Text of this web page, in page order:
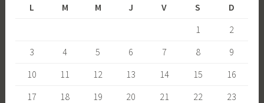
L
M M J V S
D
1
2
3
4 5 6 7 8
9
10
11 12 13 14 15
16
17
18 19 20 21 22
23